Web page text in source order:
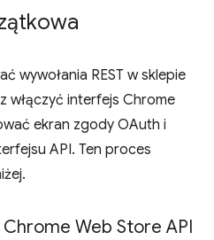
wywołania REST w sklepie
włączyć interfejs Chrome
ekran zgody OAuth i
API. Ten proces
Web Store API